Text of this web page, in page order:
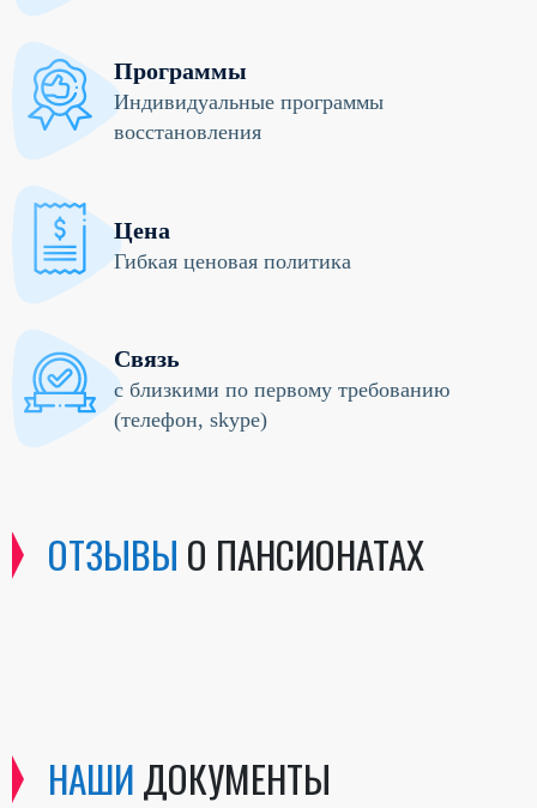
Программы
Индивидуальные программы
восстановления
Цена
Гибкая ценовая политика
Связь
с близкими по первому требованию
(телефон, skype)
ОТЗЫВЫ О ПАНСИОНАТАХ
НАШИДОКУМЕНТЫ